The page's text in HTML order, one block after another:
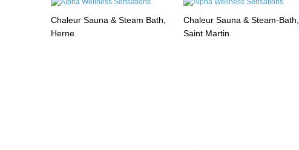
Chaleur Sauna & Steam Bath,
Herne
Chaleur Sauna & Steam-Bath,
Saint Martin